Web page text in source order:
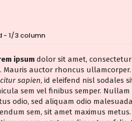
- 1/3 column
ipsum dolor sit amet,
Mauris auctor rhoncus
sapien, id eleifend nisl sodales
sem vel finibus semper.
odio, sed aliquam odio
sem, sit amet maximus